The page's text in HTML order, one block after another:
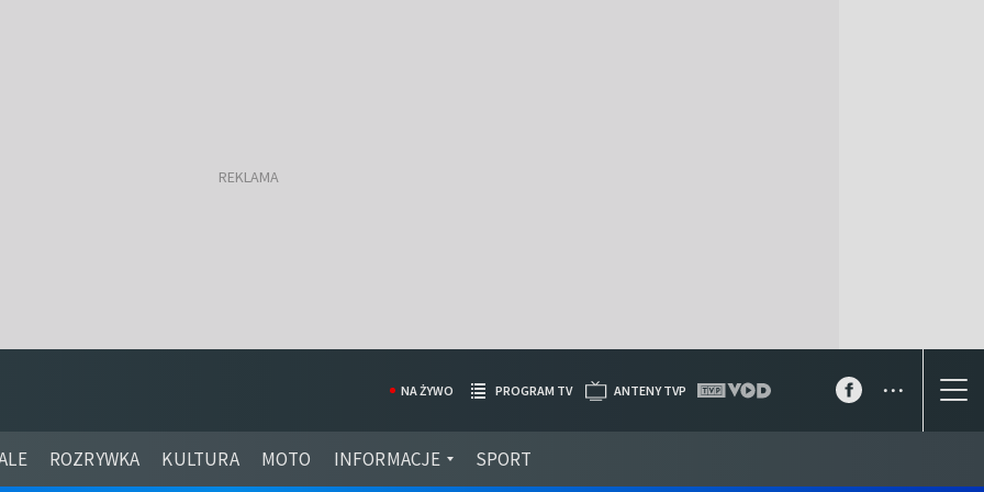
ROZRYWKA KULTURA MOTO INFORMACJE SPORT
NA ŻYWO PROGRAM TV ANTENY TVP ...